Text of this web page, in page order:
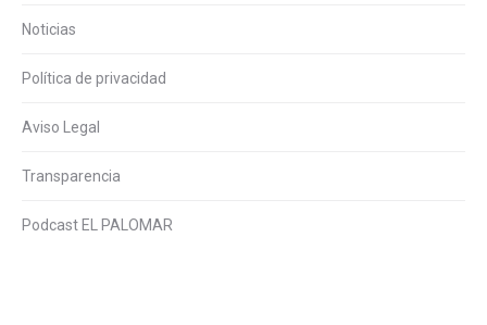
Noticias
Política de privacidad
Aviso Legal
Transparencia
Podcast EL PALOMAR